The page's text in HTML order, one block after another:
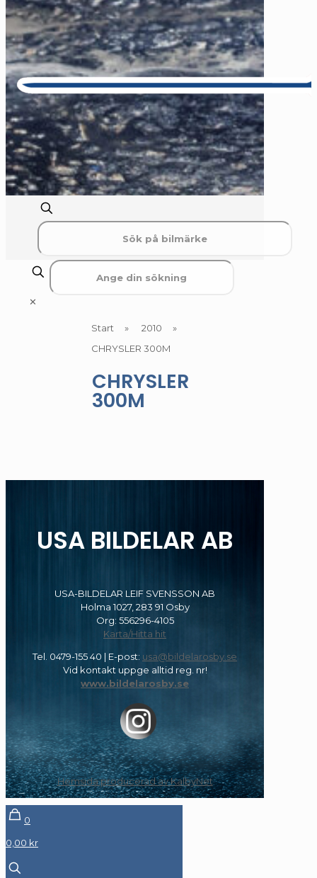
✕
Start » 2010
»
CHRYSLER 300M
CHRYSLER
300M
USA BILDELAR AB
USA-BILDELAR LEIF SVENSSON AB
Holma 1027, 283 91 Osby
Org: 556296-4105
Karta/Hitta hit
Tel. 0479-155 40 | E-post: usa@bildelarosby.se
Vid kontakt uppge alltid reg. nr!
www.bildelarosby.se
Hemsida producerad av KalbyNet
0
0,00 kr